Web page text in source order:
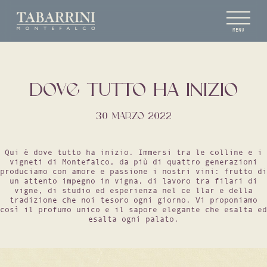
MENU
DOVE TUTTO HA INIZIO
30 MARZO 2022
Qui è dove tutto ha inizio. Immersi tra le colline e i
vigneti di Montefalco, da più di quattro generazioni
produciamo con amore e passione i nostri vini: frutto di
un attento impegno in vigna, di lavoro tra filari di
vigne, di studio ed esperienza nel ce llar e della
tradizione che noi tesoro ogni giorno. Vi proponiamo
così il profumo unico e il sapore elegante che esalta ed
esalta ogni palato.